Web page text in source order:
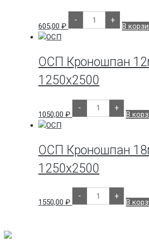
605,00 ₽
-
Количество
товара
ОСП
+
В
ОСП Кроношпан
1250х2500
1050,00 ₽
-
Количество
товара
ОСП
+
В
ОСП Кроношпан
1250х2500
1550,00 ₽
-
Количество
товара
ОСП
+
В